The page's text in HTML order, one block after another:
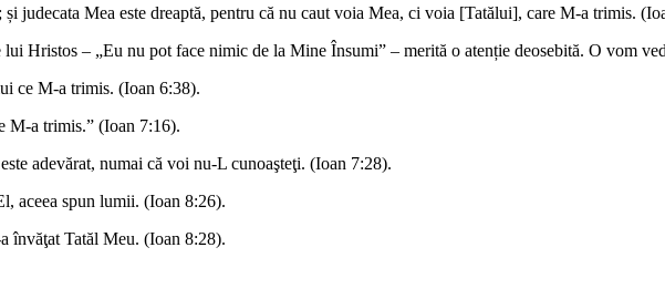
judecata Mea este dreaptă, pentru că nu caut voia Mea, ci voia [Tatălui], care M-a trimis.
Hristos – „Eu nu pot face nimic de la Mine Însumi” – merită o atenție deosebită. O vom
ce M-a trimis. (Ioan 6:38).
M-a trimis.” (Ioan 7:16).
adevărat, numai că voi nu-L cunoaşteţi. (Ioan 7:28).
aceea spun lumii. (Ioan 8:26).
învăţat Tatăl Meu. (Ioan 8:28).